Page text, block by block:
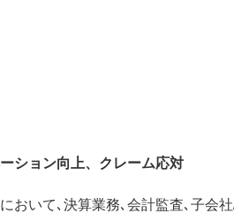
ション向上、クレーム応対
おいて､決算業務､会計監査､子会